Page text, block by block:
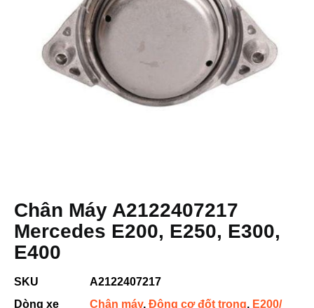
Chân Máy A2122407217
Mercedes E200, E250, E300,
E400
SKU
A2122407217
Dòng xe
Chân máy, Động cơ đốt trong, E200/